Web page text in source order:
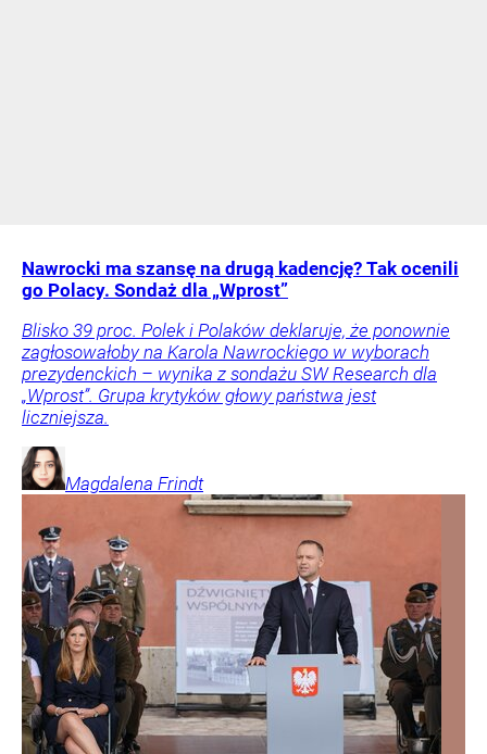
Nawrocki ma szansę na drugą kadencję? Tak ocenili
go Polacy. Sondaż dla „Wprost”
Blisko 39 proc. Polek i Polaków deklaruje, że ponownie
zagłosowałoby na Karola Nawrockiego w wyborach
prezydenckich – wynika z sondażu SW Research dla
„Wprost”. Grupa krytyków głowy państwa jest
liczniejsza.
Magdalena Frindt